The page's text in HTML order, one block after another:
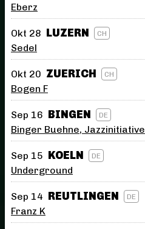
Eberz
Okt 28 CH
LUZERN
Sedel
Okt 20 CH
ZUERICH
Bogen F
Sep 16 DE
BINGEN
Binger Buehne, Jazzinitiative
Sep 15 DE
KOELN
Underground
Sep 14 DE
REUTLINGEN
Franz K